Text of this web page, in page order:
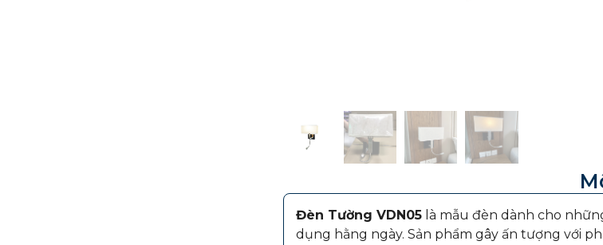
Đèn Tường VDN05là mẫu đèn dành cho
dụng hằng ngày. Sản phẩm gây ấn tượng với